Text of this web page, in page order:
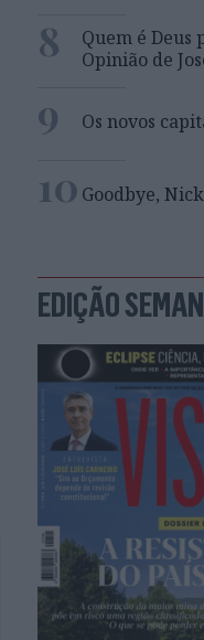
8
Quem é Deus
Opinião de
9 Os novos
10 Goodbye,
EDIÇÃO